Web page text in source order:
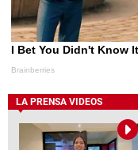
LA PRENSA VIDEOS